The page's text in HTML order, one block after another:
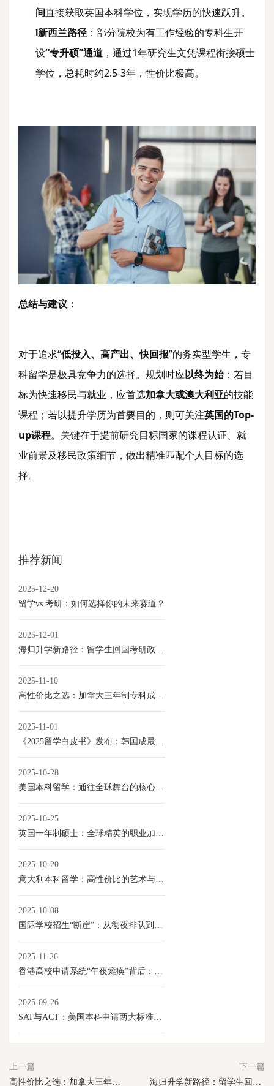
间直接获取英国本科学位，实现学历的快速跃升。
l新西兰路径 ：部分院校为有工作经验的专科生开
设“专升硕”通道 ，通过1年研究生文凭课程衔接硕士
学位，总耗时约2.5-3年，性价比极高。
总结与建议：
对于追求“低投入、高产出、快回报”的务实型学生，专
科留学是极具竞争力的选择。规划时应以终为始：若目
标为快速移民与就业，应首选加拿大或澳大利亚的技能
课程；若以提升学历为首要目的，则可关注英国的Top-
up课程。关键在于提前研究目标国家的课程认证、就
业前景及移民政策细节，做出精准匹配个人目标的选
择。
推荐新闻
2025-12-20
留学vs.考研：如何选择你的未来赛道？
2025-12-01
2025-11-10
2025-11-01
2025-10-28
2025-10-25
2025-10-20
2025-10-08
2025-11-26
2025-09-26
上一篇
高性价比之选：加拿大三年制专科成留学新路径
下一篇
海归升学新路径：留学生回国考研政策全解读